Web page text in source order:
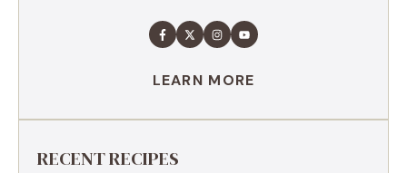
LEARN MORE
RECENT RECIPES